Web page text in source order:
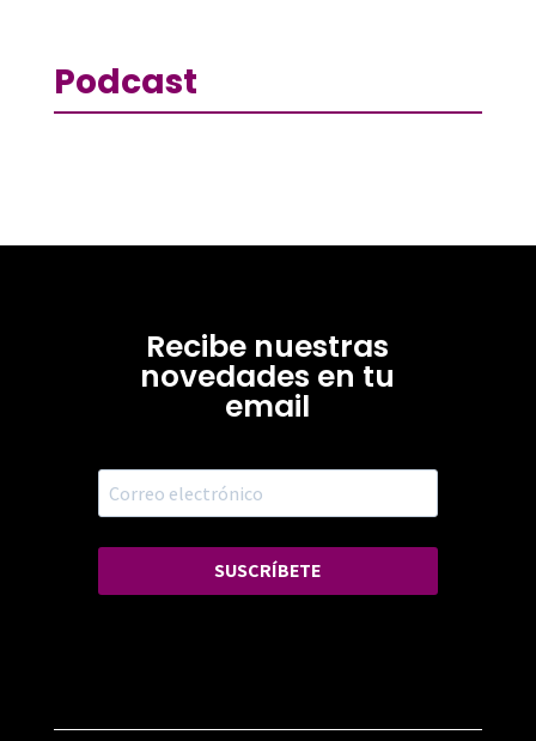
Podcast
Recibe nuestras
novedades en tu
email
SUSCRÍBETE